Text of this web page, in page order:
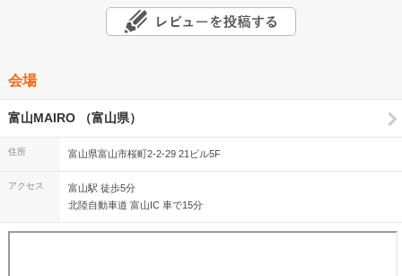
会場
富山MAIRO （富山県）
住所 富山県富山市桜町2-2-29 21ビル5F
アクセス
富山駅 徒歩5分
北陸自動車道 富山IC 車で15分